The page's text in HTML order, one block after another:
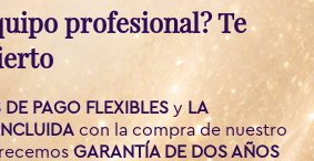
profesional? Te
DE PAGO FLEXIBLES y LA
con la compra de nuestro
GARANTÍA DE DOS AÑOS